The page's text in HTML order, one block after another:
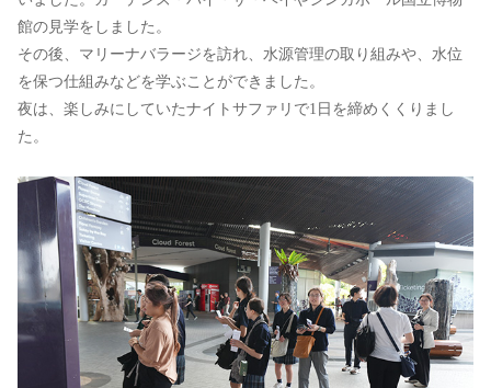
館の見学をしました。
その後、マリーナバラージを訪れ、水源管理の取り組みや、水位
を保つ仕組みなどを学ぶことができました。
夜は、楽しみにしていたナイトサファリで1日を締めくくりまし
た。